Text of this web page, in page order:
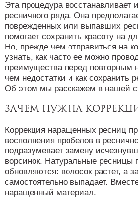
Эта процедура восстанавливает
ресничного ряда. Она
поврежденных или выпавших
помогает сохранить красоту на
Но, прежде чем отправиться на
узнать, как часто ее можно
преимущества перед повторным
чем недостатки и как сохранить
Об этом мы расскажем в нашей
Зачем нужна
Коррекция наращенных ресниц
восполнения пробелов в
подразумевает замену
ворсинок. Натуральные ресницы
обновляются: волосок растет, а
самостоятельно выпадает.
наращенный материал.